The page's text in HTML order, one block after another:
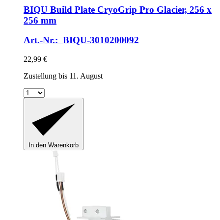
BIQU Build Plate CryoGrip Pro Glacier, 256 x
256 mm
Art.-Nr.: BIQU-3010200092
22,99 €
Zustellung bis 11. August
In den Warenkorb